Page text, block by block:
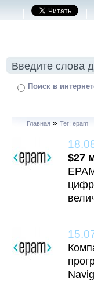
| |
Поиск в
Главная » Тег: epam
$27